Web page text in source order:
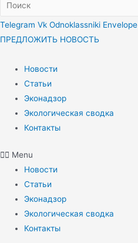
Telegram Vk Odnoklassniki Envelope
ПРЕДЛОЖИТЬ НОВОСТЬ
Новости
Статьи
Эконадзор
Экологическая сводка
Контакты
Menu
Новости
Статьи
Эконадзор
Экологическая сводка
Контакты